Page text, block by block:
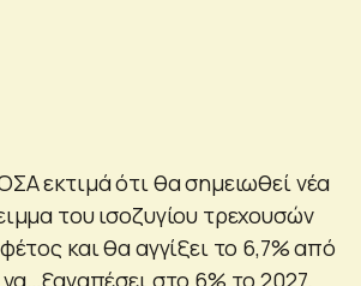
εκτιμά ότι θα σημειωθεί νέα
του ισοζυγίου τρεχουσών
και θα αγγίξει το 6,7% από
στο 6% το 2027.